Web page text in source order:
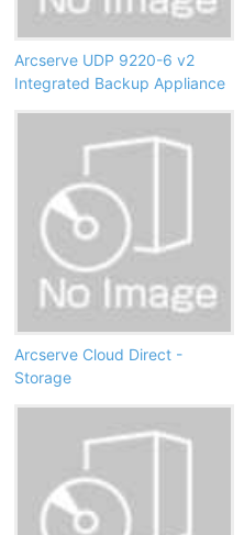
Arcserve UDP 9220-6 v2
Integrated Backup Appliance
Arcserve Cloud Direct -
Storage